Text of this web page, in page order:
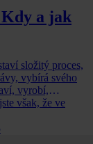
a jak
složitý proces,
vybírá svého
vyrobí,
však, že ve